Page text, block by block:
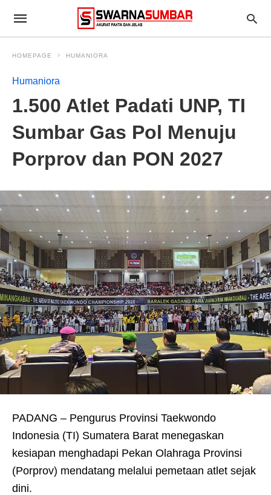
HOMEPAGE HUMANIORA
Humaniora
1.500 Atlet Padati UNP, TI
Sumbar Gas Pol Menuju
Porprov dan PON 2027
PADANG – Pengurus Provinsi Taekwondo
Indonesia (TI) Sumatera Barat menegaskan
kesiapan menghadapi Pekan Olahraga Provinsi
(Porprov) mendatang melalui pemetaan atlet sejak
dini.